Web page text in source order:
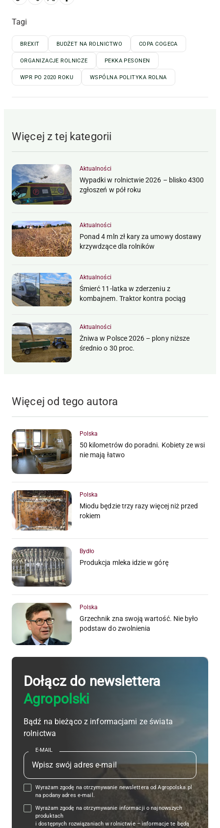
Tagi
BREXIT BUDŻET NA ROLNICTWO COPA COGECA
ORGANIZACJE ROLNICZE PEKKA PESONEN
WPR PO 2020 ROKU WSPÓLNA POLITYKA ROLNA
Więcej z tej kategorii
Aktualności
Wypadki w rolnictwie 2026 – blisko 4300
zgłoszeń w pół roku
Aktualności
Ponad 4 mln zł kary za umowy dostawy
krzywdzące dla rolników
Aktualności
Śmierć 11-latka w zderzeniu z
kombajnem. Traktor kontra pociąg
Aktualności
Żniwa w Polsce 2026 – plony niższe
średnio o 30 proc.
Więcej od tego autora
Polska
50 kilometrów do poradni. Kobiety ze wsi
nie mają łatwo
Polska
Miodu będzie trzy razy więcej niż przed
rokiem
Bydło
Produkcja mleka idzie w górę
Polska
Grzechnik zna swoją wartość. Nie było
podstaw do zwolnienia
Dołącz do newslettera
Agropolski
Bądź na bieżąco z informacjami ze świata
rolnictwa
E-MAIL
Wyrażam zgodę na otrzymywanie newslettera od Agropolska.pl
na podany adres e-mail.
Wyrażam zgodę na otrzymywanie informacji o najnowszych
produktach
i dostępnych rozwiązaniach w rolnictwie – informacje te będą